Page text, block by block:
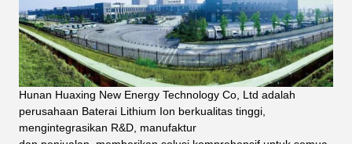
Hunan Huaxing New Energy Technology Co, Ltd adalah
perusahaan Baterai Lithium Ion berkualitas tinggi,
mengintegrasikan R&D, manufaktur